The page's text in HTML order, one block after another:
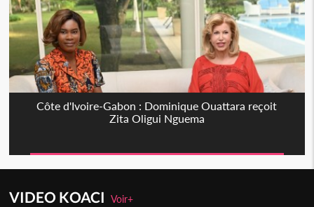
Côte d'Ivoire-Gabon : Dominique Ouattara reçoit
Zita Oligui Nguema
VIDEO KOACIVoir+